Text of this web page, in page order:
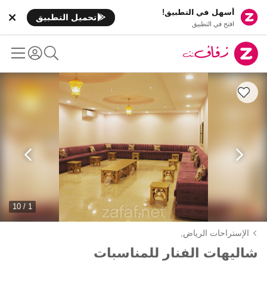
أسهل في التطبيق!
افتح في التطبيق
تحميل التطبيق
1 / 10
الإستراحات الرياض,
شاليهات الفنار للمناسبات